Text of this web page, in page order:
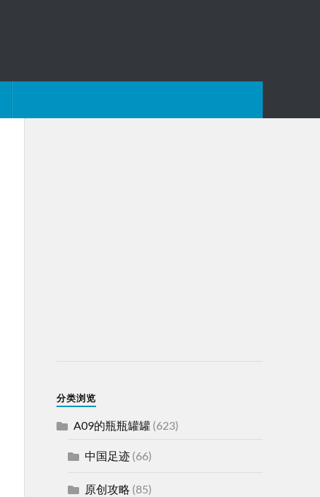
分类浏览
A09的瓶瓶罐罐(623)
中国足迹(66)
原创攻略 (85)